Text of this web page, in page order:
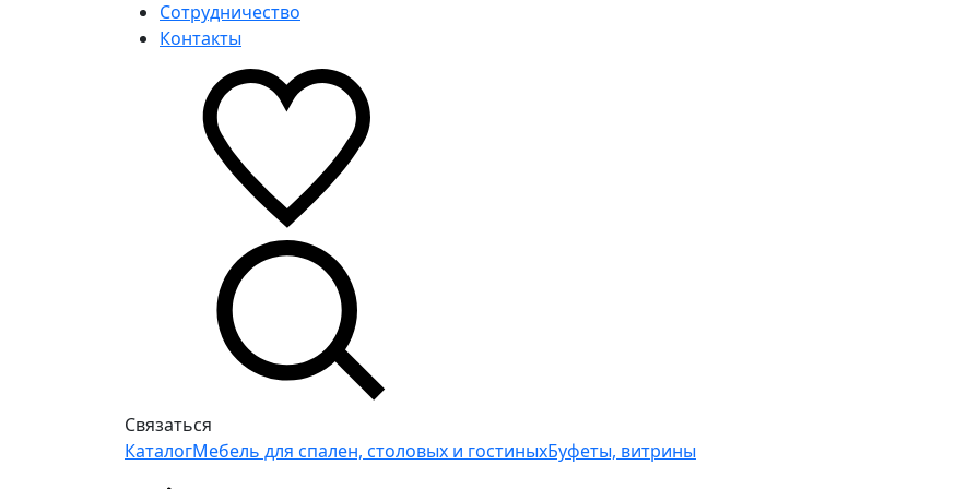
Сотрудничество
Контакты
Связаться
КаталогМебель для спален, столовых и гостиныхБуфеты, витрины